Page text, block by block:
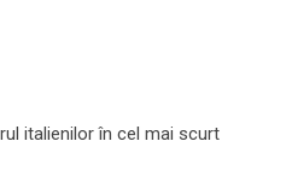
italienilor în cel mai scurt